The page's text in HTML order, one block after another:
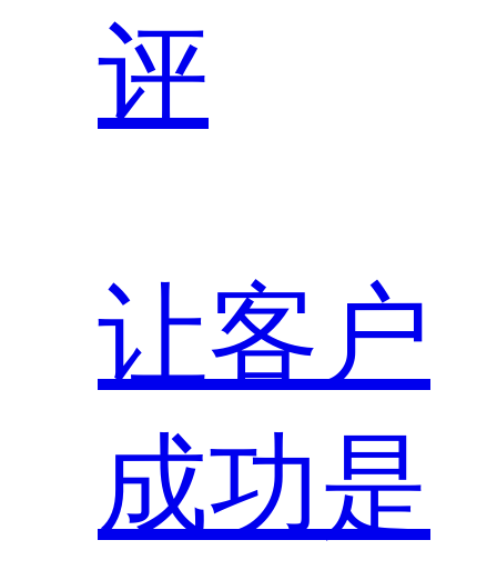
评
让客户
成功是